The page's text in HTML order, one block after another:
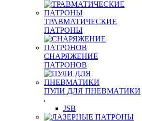
ТРАВМАТИЧЕСКИЕ
ПАТРОНЫ
СНАРЯЖЕНИЕ
ПАТРОНОВ
ПУЛИ ДЛЯ ПНЕВМАТИКИ
JSB